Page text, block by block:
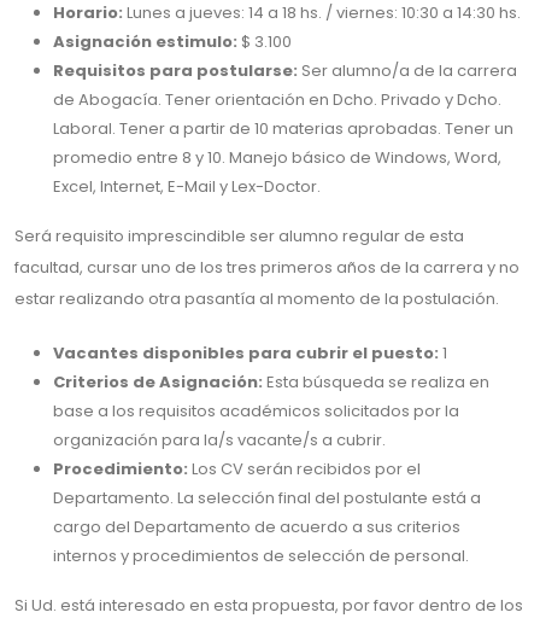
Horario: Lunes a jueves: 14 a 18 hs. / viernes: 10:30 a 14:30 hs.
Asignación estimulo: $ 3.100
Requisitos para postularse: Ser alumno/a de la carrera
de Abogacía. Tener orientación en Dcho. Privado y Dcho.
Laboral. Tener a partir de 10 materias aprobadas. Tener un
promedio entre 8 y 10. Manejo básico de Windows, Word,
Excel, Internet, E-Mail y Lex-Doctor.
Será requisito imprescindible ser alumno regular de esta
facultad, cursar uno de los tres primeros años de la carrera y no
estar realizando otra pasantía al momento de la postulación.
Vacantes disponibles para cubrir el puesto: 1
Criterios de Asignación: Esta búsqueda se realiza en
base a los requisitos académicos solicitados por la
organización para la/s vacante/s a cubrir.
Procedimiento: Los CV serán recibidos por el
Departamento. La selección final del postulante está a
cargo del Departamento de acuerdo a sus criterios
internos y procedimientos de selección de personal.
Si Ud. está interesado en esta propuesta, por favor dentro de los